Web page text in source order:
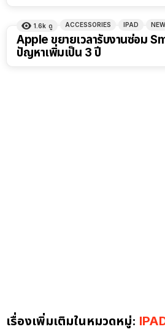
1.6k ดู ACCESSORIES IPAD
Apple ขยายเวลารับงานซ่อม
ปัญหาเพิ่มเป็น 3 ปี
เรื่องเพิ่มเติมในหมวดหมู่: